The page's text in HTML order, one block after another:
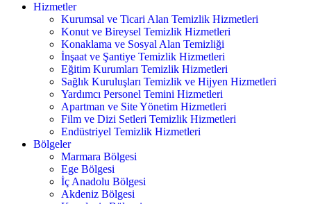
Hizmetler
Kurumsal ve Ticari Alan Temizlik Hizmetleri
Konut ve Bireysel Temizlik Hizmetleri
Konaklama ve Sosyal Alan Temizliği
İnşaat ve Şantiye Temizlik Hizmetleri
Eğitim Kurumları Temizlik Hizmetleri
Sağlık Kuruluşları Temizlik ve Hijyen Hizmetleri
Yardımcı Personel Temini Hizmetleri
Apartman ve Site Yönetim Hizmetleri
Film ve Dizi Setleri Temizlik Hizmetleri
Endüstriyel Temizlik Hizmetleri
Bölgeler
Marmara Bölgesi
Ege Bölgesi
İç Anadolu Bölgesi
Akdeniz Bölgesi